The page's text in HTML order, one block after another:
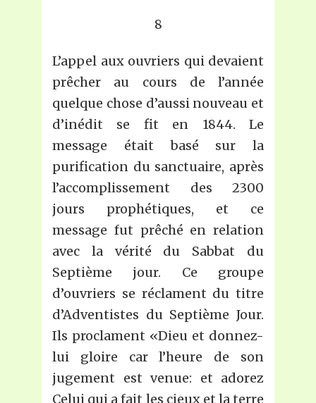
8
L’appel aux ouvriers qui devaient
prêcher au cours de l’année
quelque chose d’aussi nouveau et
d’inédit se fit en 1844. Le
message était basé sur la
purification du sanctuaire, après
l’accomplissement des 2300
jours prophétiques, et ce
message fut prêché en relation
avec la vérité du Sabbat du
Septième jour. Ce groupe
d’ouvriers se réclament du titre
d’Adventistes du Septième Jour.
Ils proclament «Dieu et donnez-
lui gloire car l’heure de son
jugement est venue: et adorez
Celui qui a fait les cieux et la terre